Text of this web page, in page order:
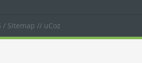
/ Sitemap // uCoz